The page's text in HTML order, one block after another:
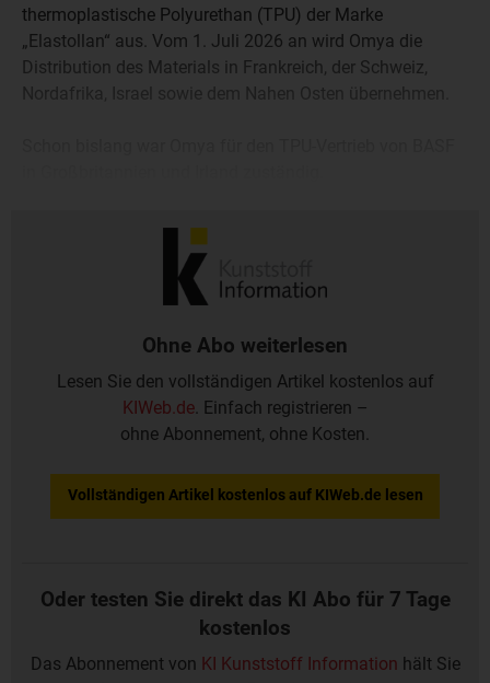
thermoplastische Polyurethan (TPU) der Marke
„Elastollan“ aus. Vom 1. Juli 2026 an wird Omya die
Distribution des Materials in Frankreich, der Schweiz,
Nordafrika, Israel sowie dem Nahen Osten übernehmen.
Ohne Abo weiterlesen
Lesen Sie den vollständigen Artikel kostenlos auf
KIWeb.de. Einfach registrieren –
ohne Abonnement, ohne Kosten.
Vollständigen Artikel kostenlos auf KIWeb.de lesen
Oder testen Sie direkt das KI Abo für 7 Tage
kostenlos
Das Abonnement von KI Kunststoff Information hält Sie